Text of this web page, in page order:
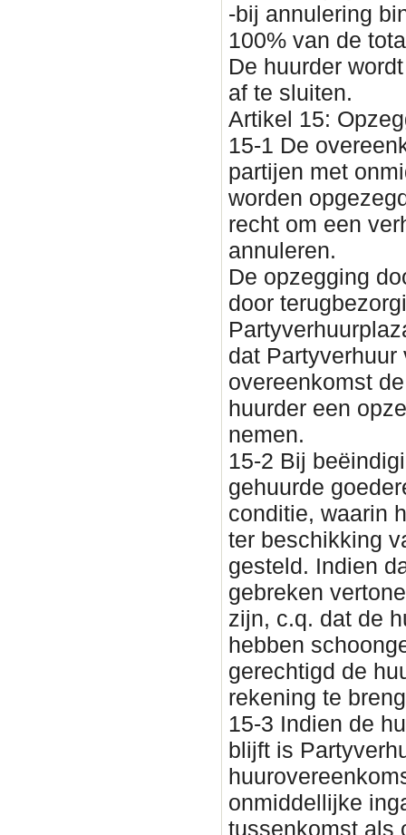
-bij annulering
100% van de
De huurder
af te sluiten.
Artikel 15:
15-1 De
partijen met
worden
recht om een
annuleren.
De opzegging
door
dat
overeenkomst
huurder een
nemen.
15-2 Bij
gehuurde
conditie, waarin
ter beschikking
gesteld. Indien
gebreken
zijn, c.q. dat de
hebben
gerechtigd de
rekening te
15-3 Indien de
blijft is
onmiddellijke
tussenkomst als